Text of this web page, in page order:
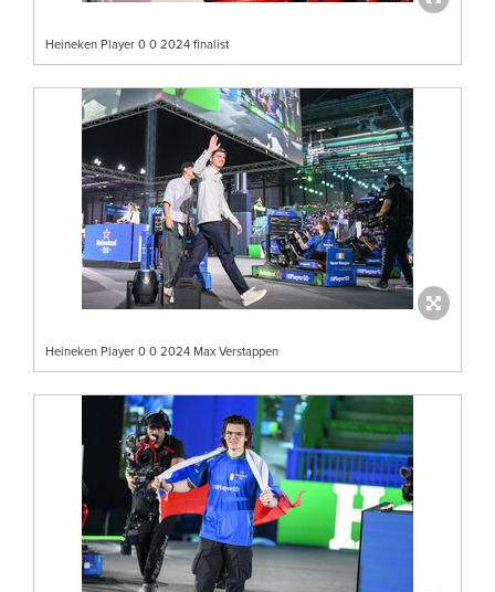
Heineken Player 0 0 2024 finalist
Heineken Player 0 0 2024 Max Verstappen